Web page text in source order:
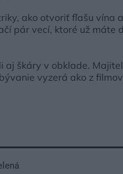
ako otvoriť fľašu vína
pár vecí, ktoré už máte
aj škáry v obklade.
vyzerá ako z